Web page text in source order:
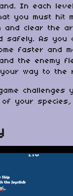
In each
you must hit
and clear the
safely. As you
faster and
the enemy
way to the
challenges
your species,